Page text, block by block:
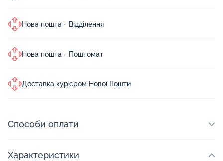
Нова пошта - Відділення
Нова пошта - Поштомат
Доставка кур'єром Нової Пошти
Способи оплати
Характеристики